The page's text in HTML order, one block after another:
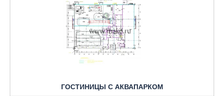
ГОСТИНИЦЫ С АКВАПАРКОМ